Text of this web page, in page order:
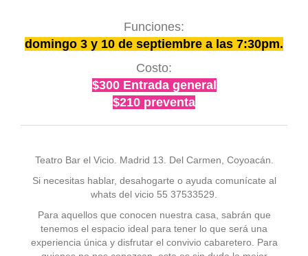
Funciones:
domingo 3 y 10 de septiembre a las 7:30pm.
Costo:
$300 Entrada general
$210 preventa
Teatro Bar el Vicio. Madrid 13. Del Carmen, Coyoacán.
Si necesitas hablar, desahogarte o ayuda comunícate al
whats del vicio 55 37533529.
Para aquellos que conocen nuestra casa, sabrán que
tenemos el espacio ideal para tener lo que será una
experiencia única y disfrutar el convivio cabaretero. Para